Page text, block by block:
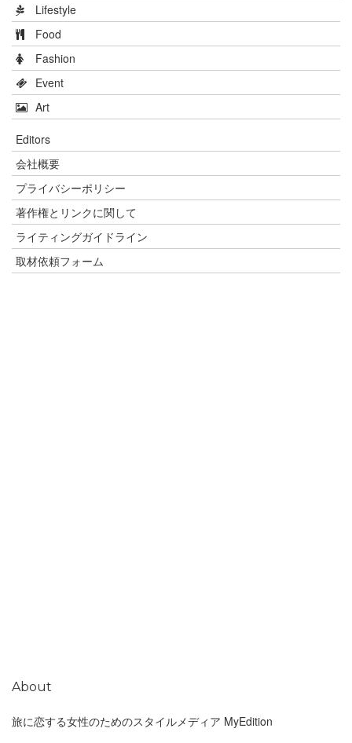
Lifestyle
Food
Fashion
Event
Art
Editors
会社概要
プライバシーポリシー
著作権とリンクに関して
ライティングガイドライン
取材依頼フォーム
About
旅に恋する女性のためのスタイルメディア MyEdition